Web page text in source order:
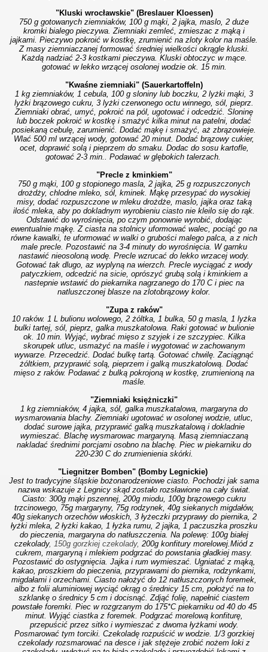
"Kluski wrocławskie" (Breslauer Kloessen)
750 g gotowanych ziemniaków, 100 g mąki, 2 jajka, maslo, 2 duże
kromki bialego pieczywa.Ziemniaki zemleć, zmieszac z mąką i
jajkami. Pieczywo pokroić w kostkę, zrumienić na zloty kolor na maśle.
Z masy ziemniaczanej formować średniej wielkości okrągle kluski.
Każdą nadziać 2-3 kostkami pieczywa. Kluski obtoczyc w mące.
gotować w lekko wrzącej osolonej wodzie ok. 15 min.
"Kwaśne ziemniaki" (Sauerkartoffeln)
1 kg ziemniaków, 1 cebula, 100 g sloniny lub boczku, 2 lyżki mąki, 3
lyżki brązowego cukru, 3 lyżki czerwonego octu winnego, sól, pieprz.
Ziemniaki obrać, umyć, pokroić na pól, ugotować i odcedzić. Sloninę
lub boczek pokroić w kostkę i smażyć kilka minut na patelni, dodać
posiekaną cebulę, zarumienić. Dodać mąkę i smażyć, aż zbrązowieje.
Wlać 500 ml wrzącej wody, gotować 20 minut. Dodać brązowy cukier,
ocet, doprawić solą i pieprzem do smaku. Dodac do sosu kartofle,
gotować 2-3 min.. Podawać w glębokich talerzach.
"Precle z kminkiem"
750 g mąki, 100 g stopionego masla, 2 jajka, 25 g rozpuszczonych
drożdży, chlodne mleko, sól, kminek. Mąkę przesypać do wysokiej
misy, dodać rozpuszczone w mleku drożdże, maslo, jajka oraz taką
ilość mleka, aby po dokladnym wyrobieniu ciasto nie kleilo się do rąk.
Odstawić do wyrośnięcia, po czym ponownie wyrobić, dodając
ewentualnie mąkę. Z ciasta na stolnicy uformować walec, pociąć go na
równe kawalki, te uformować w walki o grubości malego palca, a z nich
male precle. Pozostawić na 3-4 minuty do wyrośnięcia. W garnku
nastawić nieosoloną wodę. Precle wzrucać do lekko wrzacej wody.
Gotować tak dlugo, az wyplyną na wierzch. Precle wyciągać z wody
patyczkiem, odcedzić na sicie, oprószyć grubą solą i kminkiem a
nastepnie wstawić do piekarnika nagrzanego do 170 C i piec na
natluszczonej blasze na zlotobrązowy kolor.
"Zupa z raków"
10 raków. 1 L bulionu wolowego, 2 żóltka, 1 bulka, 50 g masla, 1 lyżka
bulki tartej, sól, pieprz, galka muszkatolowa. Raki gotować w bulionie
ok. 10 min. Wyjąć, wybrać mięso z szyjek i ze szczypiec. Kilka
skorupek utluc, usmażyć na maśle i wygotować w zachowanym
wywarze. Przecedzić. Dodać bulkę tartą. Gotować chwilę. Zaciągnąć
żóltkiem, przyprawić solą, pieprzem i galką muszkatolową. Dodać
mięso z raków. Podawać z bulką pokrojoną w kostkę, zrumienioną na
maśle.
"Ziemniaki księżniczki"
1 kg ziemniaków, 4 jajka, sól, galka muszkatalowa, margaryna do
wysmarowania blachy.Ziemniaki ugotować w osolonej wodzie, utluc,
dodać surowe jajka, przyprawić galką muszkatalową i dokladnie
wymieszać. Blachę wysmarowac margaryną. Masą ziemniaczaną
nakladać średnimi porcjami osobno na blachę. Piec w piekarniku do
220-230 C do zrumienienia skórki.
"Liegnitzer Bomben" (Bomby Legnickie)
Jest to tradycyjne śląskie bożonarodzeniowe ciasto. Pochodzi jak sama
nazwa wskazuje z Legnicy skąd zostało rozsławione na cały świat.
Ciasto: 300g mąki pszennej, 200g miodu, 100g brązowego cukru
trzcinowego, 75g margaryny, 75g rodzynek, 40g siekanych migdałów,
40g siekanych orzechów włoskich, 3 łyżeczki przyprawy do piernika, 2
łyżki mleka, 2 łyżki kakao, 1 łyżka rumu, 2 jajka, 1 paczuszka proszku
do pieczenia, margaryna do natłuszczenia. Na polewę: 100g białej
czekolady, 150g gorzkiej czekolady, 200g konfitury morelowej.Miód z
cukrem, margaryną i mlekiem podgrzać do powstania gładkiej masy.
Pozostawić do ostygnięcia. Jajka i rum wymieszać. Ugniatać z mąką,
kakao, proszkiem do pieczenia, przyprawami do piernika, rodzynkami,
migdałami i orzechami. Ciasto nałożyć do 12 natłuszczonych foremek,
albo z folii aluminiowej wyciąć okrąg o średnicy 15 cm, położyć na to
szklankę o średnicy 5 cm i docisnąć. Zdjąć folię, napełnić ciastem
powstałe foremki. Piec w rozgrzanym do 175*C piekarniku od 40 do 45
minut. Wyjąć ciastka z foremek. Podgrzać morelową konfiturę,
przepuścić przez sitko i wymieszać z dwoma łyżkami wody.
Posmarować tym torciki. Czekoladę rozpuścić w wodzie. 1/3 gorzkiej
czekolady rozsmarować na desce i jak stężeje zrobić nożem loki z